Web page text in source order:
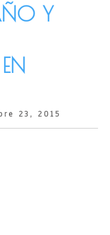
Y
23, 2015